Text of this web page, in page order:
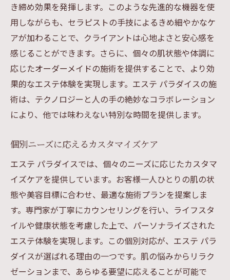
き締め効果を発揮します。このような先進的な機器を使
用しながらも、セラピストの手技によるきめ細やかなケ
アが加わることで、クライアントは心地よさと安心感を
感じることができます。さらに、個々の肌状態や体調に
応じたオーダーメイドの施術を提供することで、より効
果的なエステ体験を実現します。エステ パラダイスの施
術は、テクノロジーと人の手の絶妙なコラボレーション
により、他では味わえない特別な時間を提供します。
個別ニーズに応えるカスタマイズケア
エステ パラダイスでは、個々のニーズに応じたカスタマ
イズケアを提供しています。お客様一人ひとりの肌の状
態や美容目標に合わせ、最適な施術プランを提案しま
す。専門家が丁寧にカウンセリングを行い、ライフスタ
イルや健康状態を考慮した上で、パーソナライズされた
エステ体験を実現します。この個別対応が、エステ パラ
ダイスが選ばれる理由の一つです。肌の悩みからリラク
ゼーションまで、あらゆる要望に応えることが可能で